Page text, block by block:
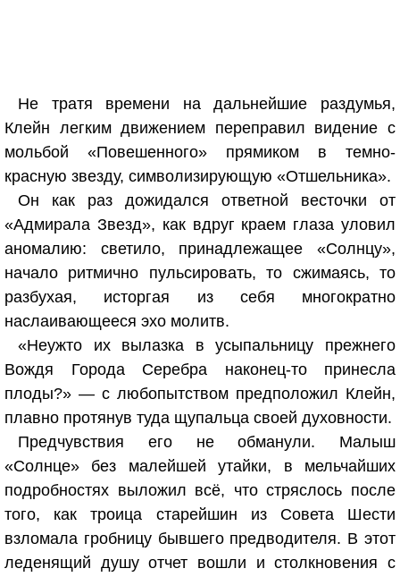
Не тратя времени на дальнейшие раздумья,
Клейн легким движением переправил видение с
мольбой «Повешенного» прямиком в темно-
красную звезду, символизирующую «Отшельника».
Он как раз дожидался ответной весточки от
«Адмирала Звезд», как вдруг краем глаза уловил
аномалию: светило, принадлежащее «Солнцу»,
начало ритмично пульсировать, то сжимаясь, то
разбухая, исторгая из себя многократно
наслаивающееся эхо молитв.
«Неужто их вылазка в усыпальницу прежнего
Вождя Города Серебра наконец-то принесла
плоды?» — с любопытством предположил Клейн,
плавно протянув туда щупальца своей духовности.
Предчувствия его не обманули. Малыш
«Солнце» без малейшей утайки, в мельчайших
подробностях выложил всё, что стряслось после
того, как троица старейшин из Совета Шести
взломала гробницу бывшего предводителя. В этот
леденящий душу отчет вошли и столкновения с